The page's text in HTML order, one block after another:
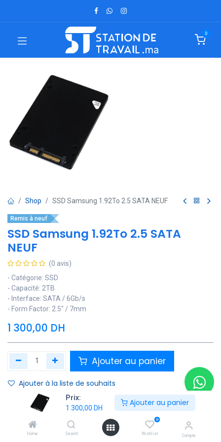
Prix:
1 300,00 DH
Ajouter au panier
Home Search
0
Wishlist Compte
0
Shop SSD Samsung 1.92To 2.5 SATA NEUF
Remis à neuf
SSD Samsung 1.92To 2.5 SATA
NEUF
(0 avis)
- Catégorie: SSD
- Capacité: 2TB
- Interface: SATA / 6Gb/s
- Form Factor: 2.5″ / 7mm
1 300,00 DH
Ajouter au panier
Ajouter à la liste de souhaits
Contactez Nous
Soyez averti lorsque le produit est de nouveau en stock